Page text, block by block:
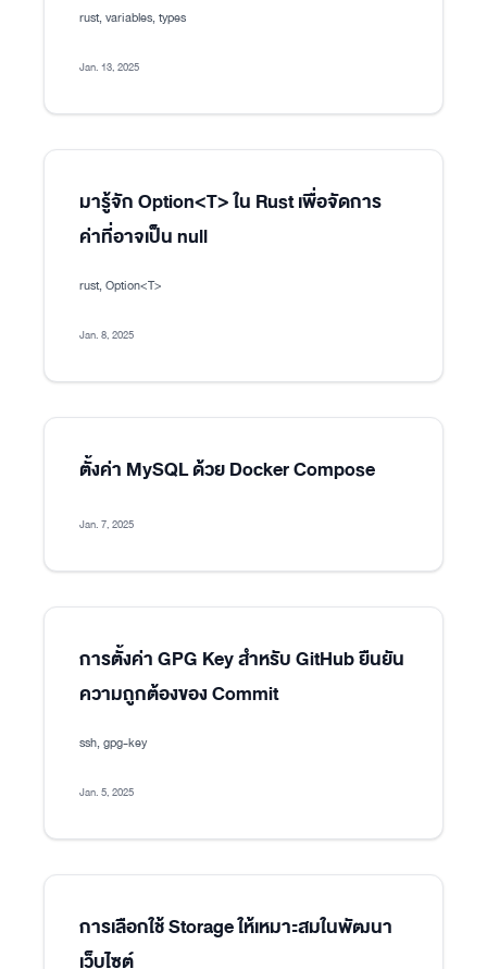
rust, variables, types
Jan. 13, 2025
มารู้จัก Option<T> ใน Rust เพื่อจัดการ
ค่าที่อาจเป็น null
rust, Option<T>
Jan. 8, 2025
ตั้งค่า MySQL ด้วย Docker Compose
Jan. 7, 2025
การตั้งค่า GPG Key สำหรับ GitHub ยืนยัน
ความถูกต้องของ Commit
ssh, gpg-key
Jan. 5, 2025
การเลือกใช้ Storage ให้เหมาะสมในพัฒนา
เว็บไซต์